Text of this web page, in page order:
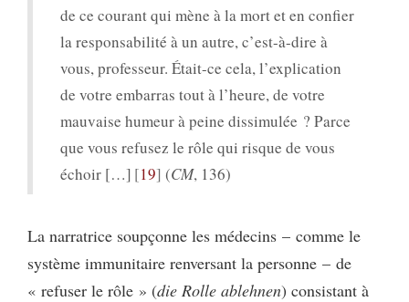
de ce courant qui mène à la mort et en confier
la responsabilité à un autre, c’est-à-dire à
vous, professeur. Était-ce cela, l’explication
de votre embarras tout à l’heure, de votre
mauvaise humeur à peine dissimulée ? Parce
que vous refusez le rôle qui risque de vous
échoir […] 19 (CM, 136)
La narratrice soupçonne les médecins – comme le
système immunitaire renversant la personne – de
« refuser le rôle » (die Rolle ablehnen) consistant à